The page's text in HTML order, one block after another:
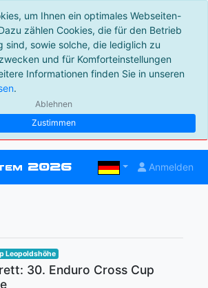
um Ihnen ein optimales Webseiten-
zählen Cookies, die für den Betrieb
sind, sowie solche, die lediglich zu
und für Komforteinstellungen
Informationen finden Sie in unseren
.
Ablehnen
Zustimmen
2026 Anmelden
Leopoldshöhe
30. Enduro Cross Cup